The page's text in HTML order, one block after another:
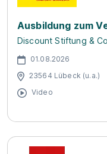
Ausbildung zum
Discount Stiftung &
01.08.2026
23564 Lübeck (u.a.)
Video